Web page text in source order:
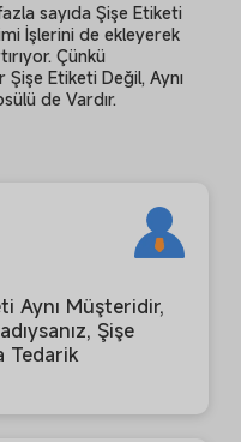
sayıda Şişe Etiketi
İşlerini de ekleyerek
Çünkü
Etiketi Değil, Aynı
de Vardır.
Aynı Müşteridir,
Şişe
Tedarik